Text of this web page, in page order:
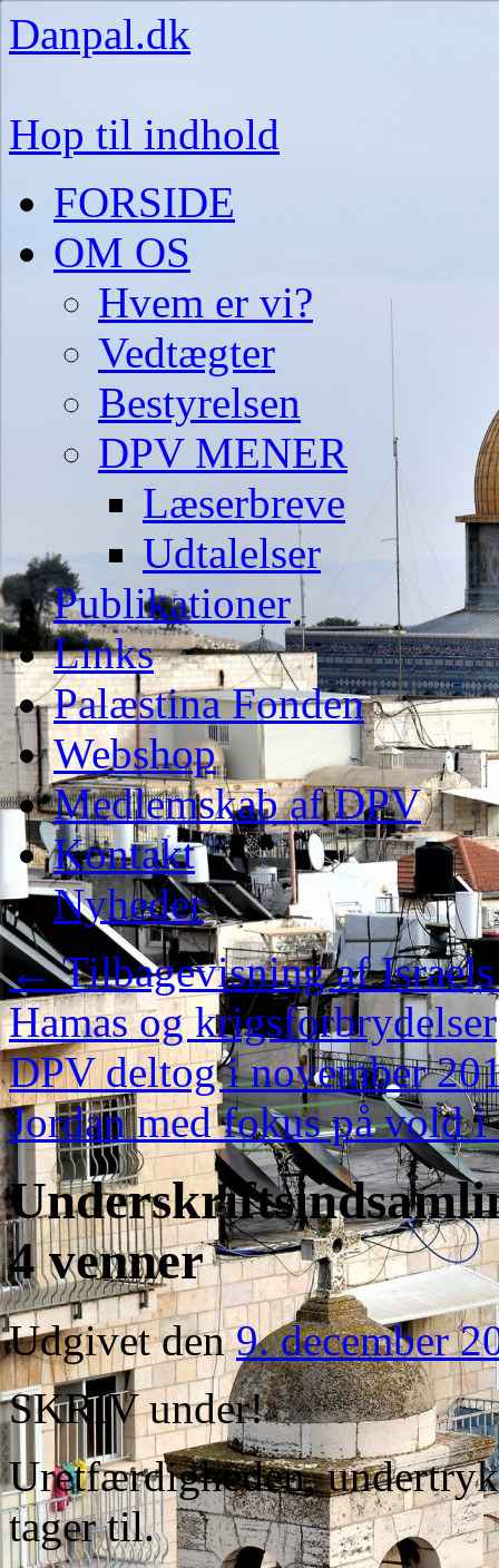
Danpal.dk
Hop til indhold
FORSIDE
OM OS
Hvem er vi?
Vedtægter
Bestyrelsen
DPV MENER
Læserbreve
Udtalelser
Publikationer
Links
Palæstina Fonden
Webshop
Medlemskab af DPV
Kontakt
Nyheder
←Tilbagevisning af
Hamas og krigsforbrydelser
DPV deltog i november
Jordan med fokus på vold
4 venner
Udgivet den 9. december
SKRIV under!
Uretfærdigheden,
tager til.